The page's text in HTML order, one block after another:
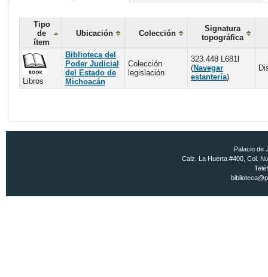
Tipo
de
ítem
Ubicación Colección
Signatura
topográfica
Libros
Biblioteca del
Poder Judicial
del Estado de
Michoacán
Colección
legislación
323.448 L681l
(Navegar
estantería)
Palacio de
Calz. La Huerta #400, Col.